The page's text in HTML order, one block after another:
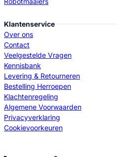
Klantenservice
Over ons
Contact
Veelgestelde Vragen
Kennisbank
Levering & Retourneren
Bestelling Herroepen
Klachtenregeling
Algemene Voorwaarden
Privacyverklaring
Cookievoorkeuren